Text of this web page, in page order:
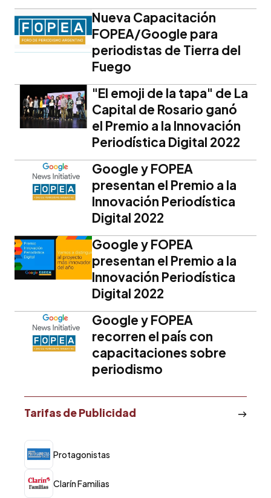
Nueva Capacitación
FOPEA/Google para
periodistas de Tierra del
Fuego
"El emoji de la tapa" de La
Capital de Rosario ganó
el Premio a la Innovación
Periodística Digital 2022
Google y FOPEA
presentan el Premio a la
Innovación Periodística
Digital 2022
Google y FOPEA
presentan el Premio a la
Innovación Periodística
Digital 2022
Google y FOPEA
recorren el país con
capacitaciones sobre
periodismo
Tarifas de Publicidad
Protagonistas
Clarín Familias